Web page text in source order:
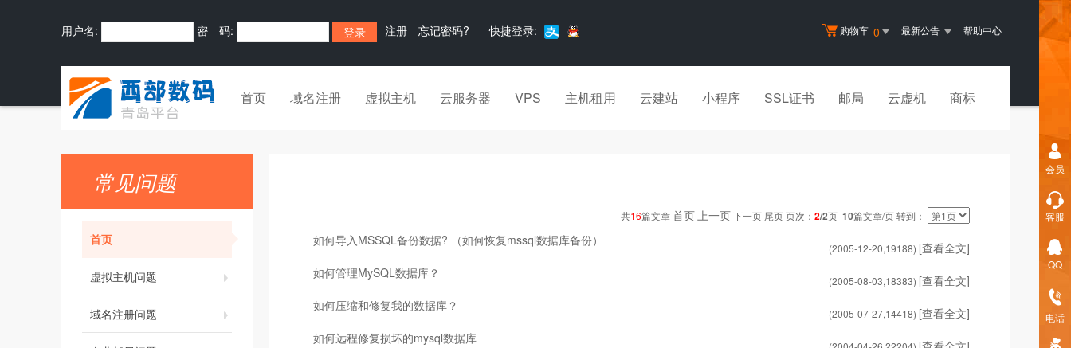
购物车 0 最新公告 帮助中心
用户名: 密 码: 注册 忘记密码? 快捷登录:
首页 域名注册 虚拟主机 云服务器 VPS 主机租用 云建站 小程序 SSL证书 邮局 云虚机 商标
常见问题
首页
虚拟主机问题
域名注册问题
共16篇文章首页上一页下一页 尾页 页次： 2/2页 10篇文章/页 转到：
如何导入MSSQL备份数据? （如何恢复mssql数据库备份）
(2005-12-20,19188) [查看全文]
如何管理MySQL数据库？
(2005-08-03,18383) [查看全文]
如何压缩和修复我的数据库？
(2005-07-27,14418) [查看全文]
如何远程修复损坏的mysql数据库
会员
客服
QQ
电话